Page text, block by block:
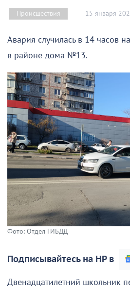
Происшествия 15 января
Авария случилась в 14 часов
в районе дома №13.
Фото: Отдел ГИБДД
Подписывайтесь на НР в
Двенадцатилетний школьник